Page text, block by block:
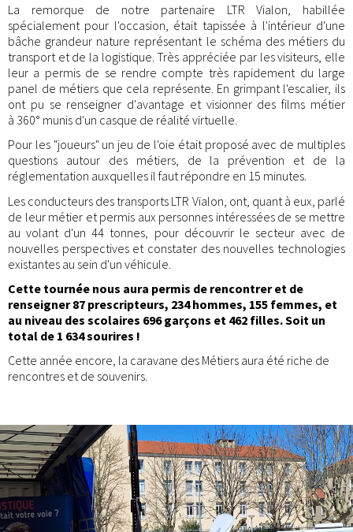
La remorque de notre partenaire LTR Vialon, habillée
spécialement pour l'occasion, était tapissée à l'intérieur d'une
bâche grandeur nature représentant le schéma des métiers du
transport et de la logistique. Très appréciée par les visiteurs, elle
leur a permis de se rendre compte très rapidement du large
panel de métiers que cela représente. En grimpant l'escalier, ils
ont pu se renseigner d'avantage et visionner des films métier
à 360° munis d'un casque de réalité virtuelle.
Pour les "joueurs" un jeu de l'oie était proposé avec de multiples
questions autour des métiers, de la prévention et de la
réglementation auxquelles il faut répondre en 15 minutes.
Les conducteurs des transports LTR Vialon, ont, quant à eux, parlé
de leur métier et permis aux personnes intéressées de se mettre
au volant d'un 44 tonnes, pour découvrir le secteur avec de
nouvelles perspectives et constater des nouvelles technologies
existantes au sein d'un véhicule.
Cette tournée nous aura permis de rencontrer et de
renseigner 87 prescripteurs, 234 hommes, 155 femmes, et
au niveau des scolaires 696 garçons et 462 filles. Soit un
total de 1 634 sourires !
Cette année encore, la caravane des Métiers aura été riche de
rencontres et de souvenirs.